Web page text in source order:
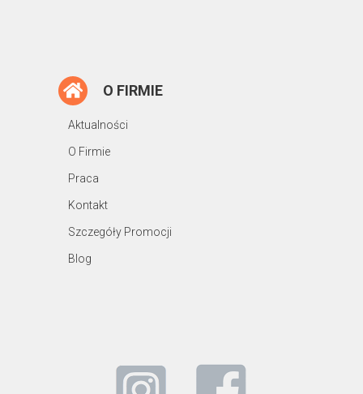
O FIRMIE
Aktualności
O Firmie
Praca
Kontakt
Szczegóły Promocji
Blog